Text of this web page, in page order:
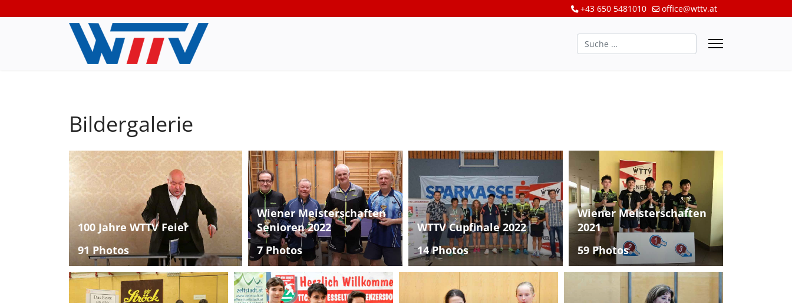
+43 650 5481010 office@wttv.at
Suchen
Bildergalerie
100 Jahre WTTV Feier
91 Photos
Wiener Meisterschaften
Senioren 2022
7 Photos
WTTV Cupfinale 2022
14 Photos
Wiener Meisterschaften
2021
59 Photos